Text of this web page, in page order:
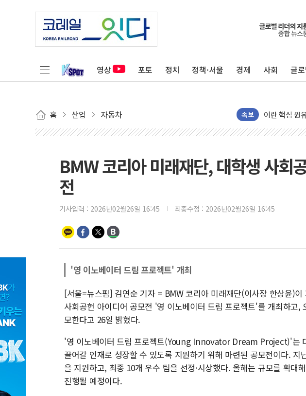
영상 포토 정치 정책·서울 경제 사회 글
홈 산업 자동차 속보
유럽증시, 美
미 연준 매
트럼프, 백신
美 항소법원,
美 고용 쇼크
[AI MY 뉴스]
[종합] 美 7
[사진] 이슬
특정 정치인
李 "해남 태
[사진] 빈살만
이란와이어 "
BMW 코리아 미래재단, 대학생 사회
전
기사입력 : 2026년02월26일 16:45 최종수정 : 2026년02월26일 16:45
'영 이노베이터 드림 프로젝트' 개최
[서울=뉴스핌] 김연순 기자 = BMW 코리아 미래재단(이사장 한상윤)
사회공헌 아이디어 공모전 '영 이노베이터 드림 프로젝트'를 개최하고,
모한다고 26일 밝혔다.
'영 이노베이터 드림 프로젝트(Young Innovator Dream Project)'는
끌어갈 인재로 성장할 수 있도록 지원하기 위해 마련된 공모전이다. 지
을 지원하고, 최종 10개 우수 팀을 선정·시상했다. 올해는 규모를 확대
진행될 예정이다.